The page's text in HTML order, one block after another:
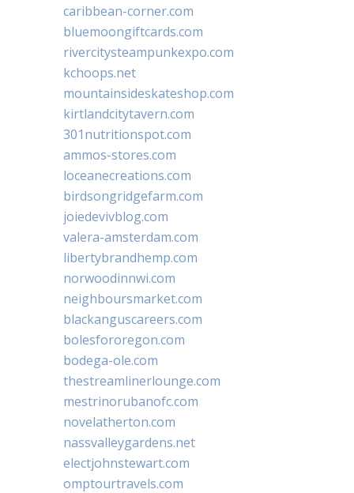
caribbean-corner.com
bluemoongiftcards.com
rivercitysteampunkexpo.com
kchoops.net
mountainsideskateshop.com
kirtlandcitytavern.com
301nutritionspot.com
ammos-stores.com
loceanecreations.com
birdsongridgefarm.com
joiedevivblog.com
valera-amsterdam.com
libertybrandhemp.com
norwoodinnwi.com
neighboursmarket.com
blackanguscareers.com
bolesfororegon.com
bodega-ole.com
thestreamlinerlounge.com
mestrinorubanofc.com
novelatherton.com
nassvalleygardens.net
electjohnstewart.com
omptourtravels.com